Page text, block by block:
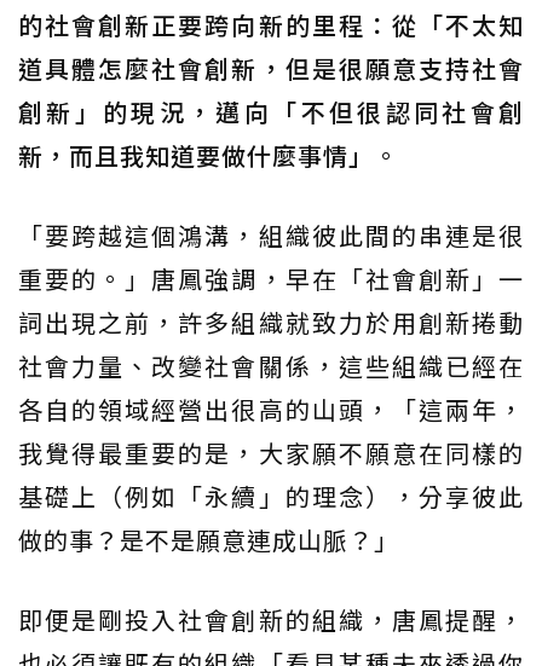
的社會創新正要跨向新的里程：從「不太知
道具體怎麼社會創新，但是很願意支持社會
創新」的現況，邁向「不但很認同社會創
新，而且我知道要做什麼事情」
。
「要跨越這個鴻溝，組織彼此間的串連是很
重要的。」唐鳳強調，早在「社會創新」一
詞出現之前，許多組織就致力於用創新捲動
社會力量、改變社會關係，這些組織已經在
各自的領域經營出很高的山頭，「這兩年，
我覺得最重要的是，大家願不願意在同樣的
基礎上（例如「永續」的理念），分享彼此
做的事？是不是願意連成山脈？」
即便是剛投入社會創新的組織，唐鳳提醒，